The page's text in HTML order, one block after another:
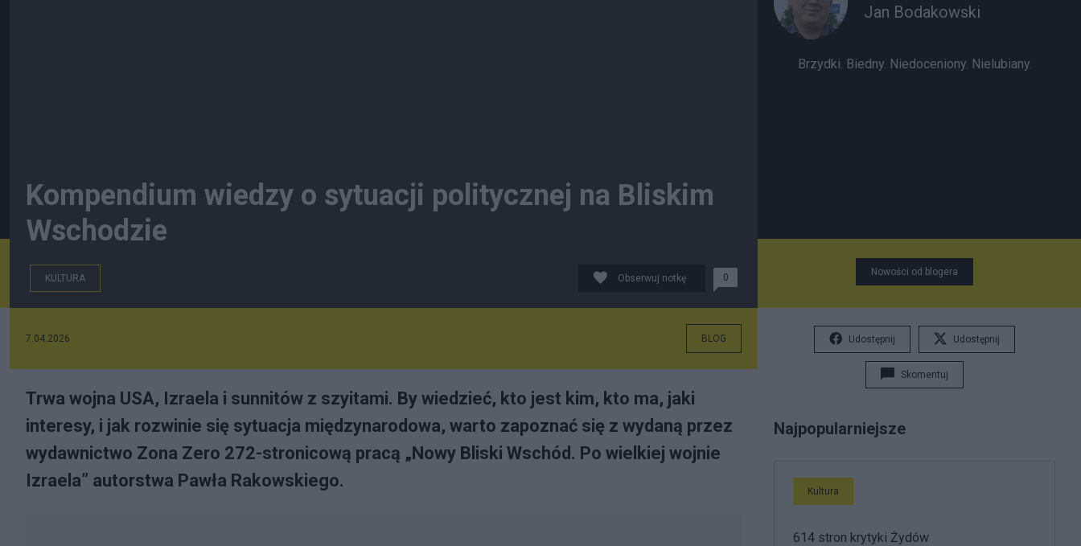
Kompendium wiedzy o sytuacji politycznej na Bliskim
Wschodzie
KULTURA Obserwuj notkę 0
7.04.2026 BLOG
Trwa wojna USA, Izraela i sunnitów z szyitami. By wiedzieć, kto jest kim, kto ma, jaki
interesy, i jak rozwinie się sytuacja międzynarodowa, warto zapoznać się z wydaną przez
wydawnictwo Zona Zero 272-stronicową pracą „Nowy Bliski Wschód. Po wielkiej wojnie
Izraela” autorstwa Pawła Rakowskiego.
Jan Bodakowski
Brzydki. Biedny. Niedoceniony. Nielubiany.
Nowości od blogera
Udostępnij Udostępnij
Skomentuj
Najpopularniejsze
Kultura
614 stron krytyki Żydów